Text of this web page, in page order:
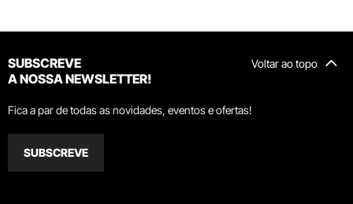
Voltar ao topo
SUBSCREVE
A NOSSA NEWSLETTER!
Fica a par de todas as novidades, eventos e ofertas!
SUBSCREVE